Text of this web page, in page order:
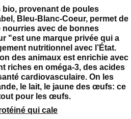
provenant de poules
Bleu-Blanc-Coeur, permet de
avec de bonnes
"est une marque privée qui a
nutritionnel avec l’État.
des animaux est enrichie avec
riches en oméga-3, des acides
cardiovasculaire. On les
le lait, le jaune des œufs: ce
pour les œufs.
qui cale